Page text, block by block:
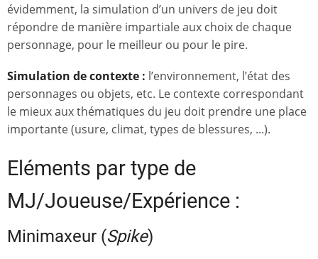
évidemment, la simulation d’un univers de jeu doit
répondre de manière impartiale aux choix de chaque
personnage, pour le meilleur ou pour le pire.
Simulation de contexte : l’environnement, l’état des
personnages ou objets, etc. Le contexte correspondant
le mieux aux thématiques du jeu doit prendre une place
importante (usure, climat, types de blessures, ...).
Eléments par type de
MJ/Joueuse/Expérience :
Minimaxeur (Spike)